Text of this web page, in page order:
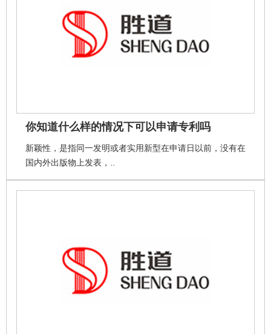
你知道什么样的情况下可以申请专利吗
新颖性，是指同一发明或者实用新型在申请日以前，没有在
国内外出版物上发表，..